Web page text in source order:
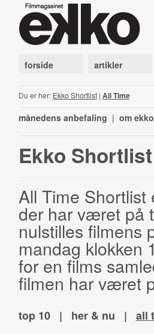
forside artikler
Du er her: Ekko Shortlist| All Time
månedens anbefaling | om
Ekko Shortlist
All Time
der har været på
nulstilles filmens
mandag klokken
for en films
filmen har været
top 10 | her & nu | all